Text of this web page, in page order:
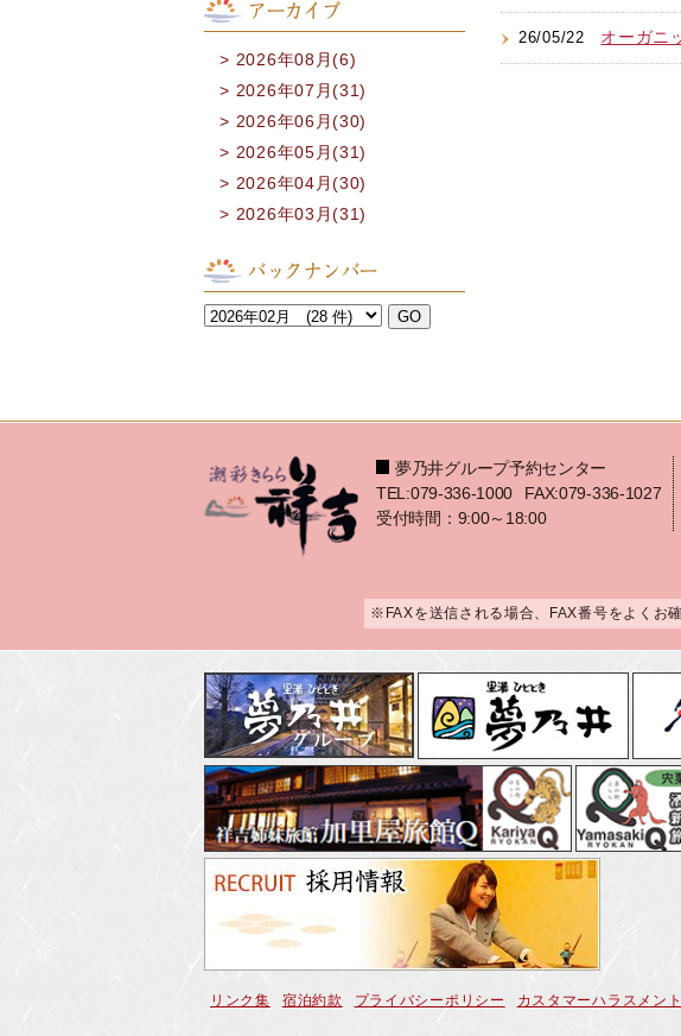
26/05/22 オーガニ
アーカイブ
2026年08月(6)
2026年07月(31)
2026年06月(30)
2026年05月(31)
2026年04月(30)
2026年03月(31)
バックナンバー
夢乃井グループ予約センター
TEL:079-336-1000
FAX:079-336-1027
受付時間：9:00～18:00
※FAXを送信される場合、FAX番号をよくお
リンク集 宿泊約款 プライバシーポリシー カスタマーハラスメン